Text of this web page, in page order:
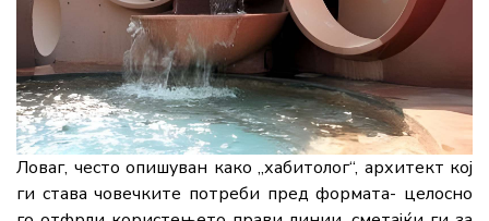
Ловаг, често опишуван како „хабитолог“, архитект кој
ги става човечките потреби пред формата- целосно